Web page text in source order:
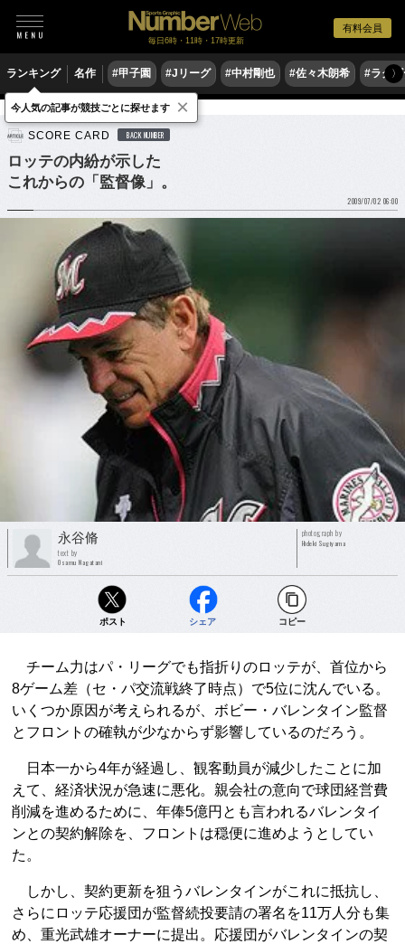
有料会員
毎日6時・11時・17時更新
ランキング 名作 #甲子園 #Jリーグ #中村剛也 #佐々木朗希 #ラグ〉
野球 プロ野球
SCORE CARD BACK NUMBER
ロッテの内紛が示した
これからの「監督像」。
2009/07/02 06:00
永谷脩
text by
Osamu Nagatani
photograph by
Hideki Sugiyama
ポスト シェア コピー
チーム力はパ・リーグでも指折りのロッテが、首位から
8ゲーム差（セ・パ交流戦終了時点）で5位に沈んでいる。
いくつか原因が考えられるが、ボビー・バレンタイン監督
とフロントの確執が少なからず影響しているのだろう。
日本一から4年が経過し、観客動員が減少したことに加
えて、経済状況が急速に悪化。親会社の意向で球団経営費
削減を進めるために、年俸5億円とも言われるバレンタイ
ンとの契約解除を、フロントは穏便に進めようとしてい
た。
しかし、契約更新を狙うバレンタインがこれに抵抗し、
さらにロッテ応援団が監督続投要請の署名を11万人分も集
め、重光武雄オーナーに提出。応援団がバレンタインの契
今人気の記事が競技ごとに探せます ×